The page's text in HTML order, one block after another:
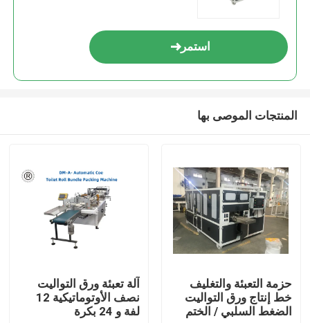
استمر
المنتجات الموصى بها
حزمة التعبئة والتغليف
خط إنتاج ورق التواليت
الضغط السلبي / الختم
آلة تعبئة ورق التواليت
نصف الأوتوماتيكية 12
لفة و 24 بكرة